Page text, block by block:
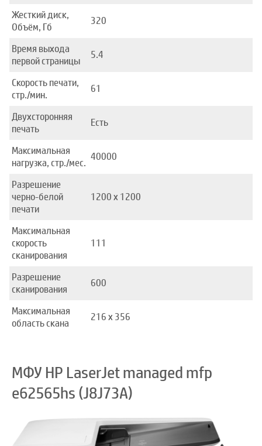
Жесткий диск,
Объём, Гб
320
Время выхода
первой страницы
5.4
Скорость печати,
стр./мин.
61
Двухсторонняя
печать
Есть
Максимальная
нагрузка, стр./мес.
40000
Разрешение
черно-белой
печати
1200 x 1200
Максимальная
скорость
сканирования
111
Разрешение
сканирования
600
Максимальная
область скана
216 x 356
МФУ HP LaserJet managed mfp
e62565hs (J8J73A)